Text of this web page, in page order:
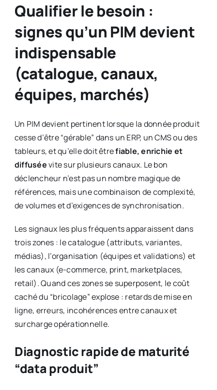
Qualifier le besoin :
signes qu’un PIM devient
indispensable
(catalogue, canaux,
équipes, marchés)
Un PIM devient pertinent lorsque la donnée produit
cesse d’être “gérable” dans un ERP, un CMS ou des
tableurs, et qu’elle doit êtrefiable, enrichie et
diffuséevite sur plusieurs canaux. Le bon
déclencheur n’est pas un nombre magique de
références, mais une combinaison de complexité,
de volumes et d’exigences de synchronisation.
Les signaux les plus fréquents apparaissent dans
trois zones : le catalogue (attributs, variantes,
médias), l’organisation (équipes et validations) et
les canaux (e-commerce, print, marketplaces,
retail). Quand ces zones se superposent, le coût
caché du “bricolage” explose : retards de mise en
ligne, erreurs, incohérences entre canaux et
surcharge opérationnelle.
Diagnostic rapide de maturité
“data produit”